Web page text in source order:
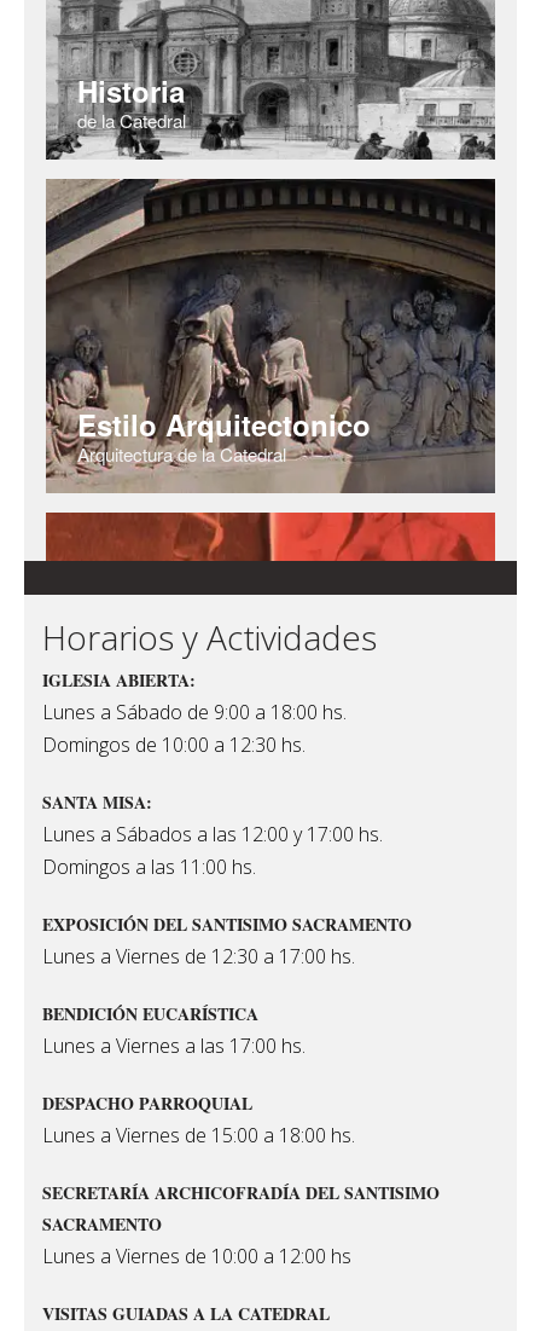
Horarios y Actividades
IGLESIA ABIERTA:
Lunes a Sábado de 9:00 a 18:00 hs.
Domingos de 10:00 a 12:30 hs.
SANTA MISA:
Lunes a Sábados a las 12:00 y 17:00 hs.
Domingos a las 11:00 hs.
EXPOSICIÓN DEL SANTISIMO SACRAMENTO
Lunes a Viernes de 12:30 a 17:00 hs.
BENDICIÓN EUCARÍSTICA
Lunes a Viernes a las 17:00 hs.
DESPACHO PARROQUIAL
Lunes a Viernes de 15:00 a 18:00 hs.
SECRETARÍA ARCHICOFRADÍA DEL SANTISIMO
SACRAMENTO
Lunes a Viernes de 10:00 a 12:00 hs
VISITAS GUIADAS A LA CATEDRAL